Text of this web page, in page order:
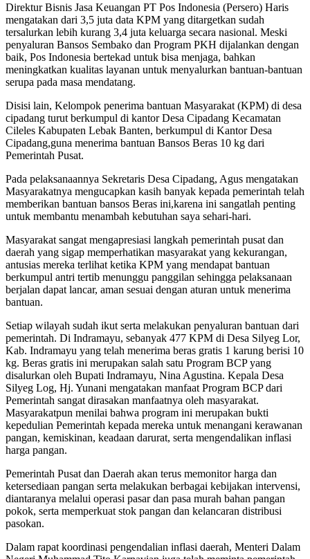
Direktur Bisnis Jasa Keuangan PT Pos Indonesia (Persero) Haris
mengatakan dari 3,5 juta data KPM yang ditargetkan sudah
tersalurkan lebih kurang 3,4 juta keluarga secara nasional. Meski
penyaluran Bansos Sembako dan Program PKH dijalankan dengan
baik, Pos Indonesia bertekad untuk bisa menjaga, bahkan
meningkatkan kualitas layanan untuk menyalurkan bantuan-bantuan
serupa pada masa mendatang.
Disisi lain, Kelompok penerima bantuan Masyarakat (KPM) di desa
cipadang turut berkumpul di kantor Desa Cipadang Kecamatan
Cileles Kabupaten Lebak Banten, berkumpul di Kantor Desa
Cipadang,guna menerima bantuan Bansos Beras 10 kg dari
Pemerintah Pusat.
Pada pelaksanaannya Sekretaris Desa Cipadang, Agus mengatakan
Masyarakatnya mengucapkan kasih banyak kepada pemerintah telah
memberikan bantuan bansos Beras ini,karena ini sangatlah penting
untuk membantu menambah kebutuhan saya sehari-hari.
Masyarakat sangat mengapresiasi langkah pemerintah pusat dan
daerah yang sigap memperhatikan masyarakat yang kekurangan,
antusias mereka terlihat ketika KPM yang mendapat bantuan
berkumpul antri tertib menunggu panggilan sehingga pelaksanaan
berjalan dapat lancar, aman sesuai dengan aturan untuk menerima
bantuan.
Setiap wilayah sudah ikut serta melakukan penyaluran bantuan dari
pemerintah. Di Indramayu, sebanyak 477 KPM di Desa Silyeg Lor,
Kab. Indramayu yang telah menerima beras gratis 1 karung berisi 10
kg. Beras gratis ini merupakan salah satu Program BCP yang
disalurkan oleh Bupati Indramayu, Nina Agustina. Kepala Desa
Silyeg Log, Hj. Yunani mengatakan manfaat Program BCP dari
Pemerintah sangat dirasakan manfaatnya oleh masyarakat.
Masyarakatpun menilai bahwa program ini merupakan bukti
kepedulian Pemerintah kepada mereka untuk menangani kerawanan
pangan, kemiskinan, keadaan darurat, serta mengendalikan inflasi
harga pangan.
Pemerintah Pusat dan Daerah akan terus memonitor harga dan
ketersediaan pangan serta melakukan berbagai kebijakan intervensi,
diantaranya melalui operasi pasar dan pasa murah bahan pangan
pokok, serta memperkuat stok pangan dan kelancaran distribusi
pasokan.
Dalam rapat koordinasi pengendalian inflasi daerah, Menteri Dalam